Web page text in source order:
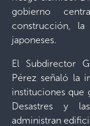
gobierno
construcción, la
japoneses.
El Subdirector
Pérez señaló la
instituciones que
Desastres y
administran